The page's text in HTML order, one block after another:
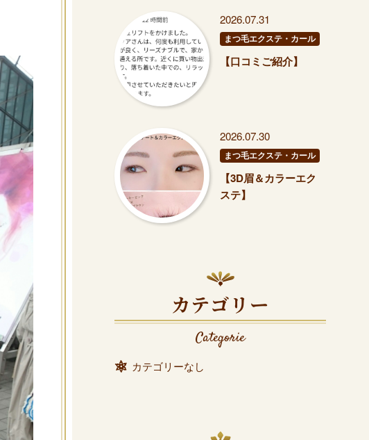
2026.07.31
まつ毛エクステ・カール
【口コミご紹介】
2026.07.30
まつ毛エクステ・カール
【3D眉＆カラーエク
ステ】
カテゴリー
Categorie
カテゴリーなし